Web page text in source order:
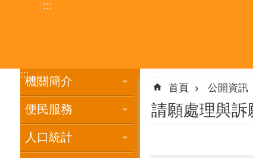
跳到主要內容區塊
:::
:::
機關簡介
便民服務
人口統計
:::
首頁 公開資訊
請願處理與訴